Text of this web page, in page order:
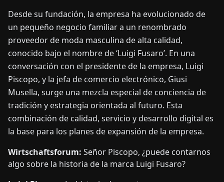
CONTÁCTENOS
Desde su fundación, la empresa ha evolucionado de
un pequeño negocio familiar a un renombrado
proveedor de moda masculina de alta calidad,
conocido bajo el nombre de ‘Luigi Fusaro’. En una
conversación con el presidente de la empresa, Luigi
Piscopo, y la jefa de comercio electrónico, Giusi
Musella, surge una mezcla especial de conciencia de
tradición y estrategia orientada al futuro. Esta
combinación de calidad, servicio y desarrollo digital es
la base para los planes de expansión de la empresa.
Wirtschaftsforum: Señor Piscopo, ¿puede contarnos
algo sobre la historia de la marca Luigi Fusaro?